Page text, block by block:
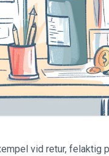
vid retur, felaktig